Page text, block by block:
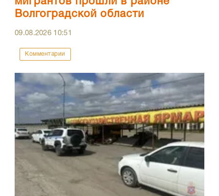
Волгоградской области
09.08.2026 10:51
Комментарии